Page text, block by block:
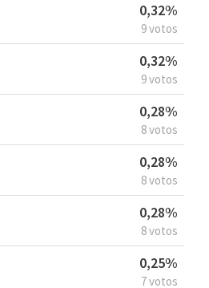
0,32%
9 votos
0,32%
9 votos
0,28%
8 votos
0,28%
8 votos
0,28%
8 votos
0,25%
7 votos